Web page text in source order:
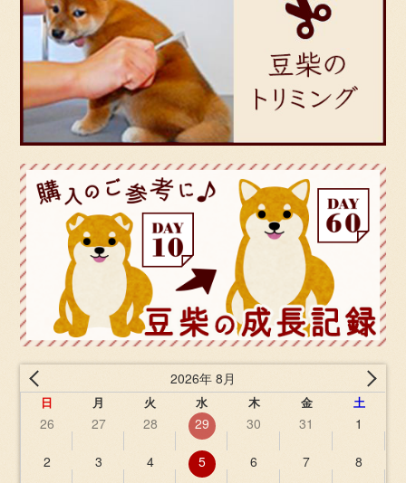
2026年 8月
日 月 火 水 木 金 土
26 27 28 29 30 31 1
2 3 4 5 6 7 8